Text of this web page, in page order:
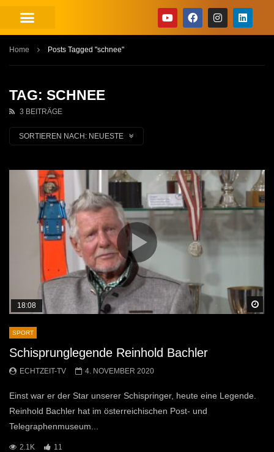
Home Posts Tagged "schnee"
TAG: SCHNEE
3 BEITRÄGE
SORTIEREN NACH: NEUESTE
18:08
SPORT
Schisprunglegende Reinhold Bachler
ECHTZEIT-TV 4. NOVEMBER 2020
Einst war er der Star unserer Schispringer, heute eine Legende.
Reinhold Bachler hat im österreichischen Post- und
Telegraphenmuseum...
2.1K 11